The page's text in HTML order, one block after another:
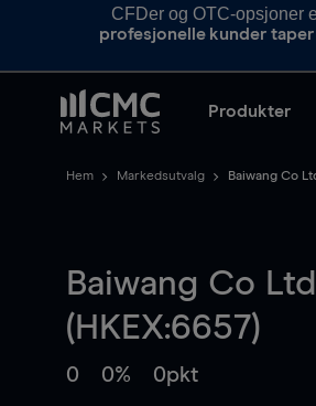
CFDer og OTC-opsjoner
profesjonelle kunder
Produkter
Hem Markedsutvalg Baiwang Co
Baiwang Co Ltd
(HKEX:6657)
0 0% 0pkt